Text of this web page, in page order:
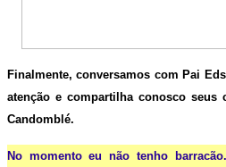
Finalmente, conversamos com Pai
atenção e compartilha conosco seus
Candomblé.
No momento eu não tenho